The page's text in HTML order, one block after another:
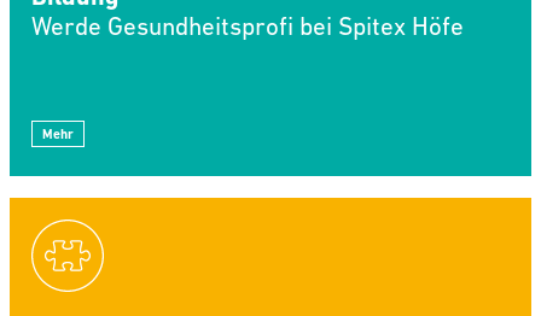
Werde Gesundheitsprofi bei Spitex Höfe
Mehr